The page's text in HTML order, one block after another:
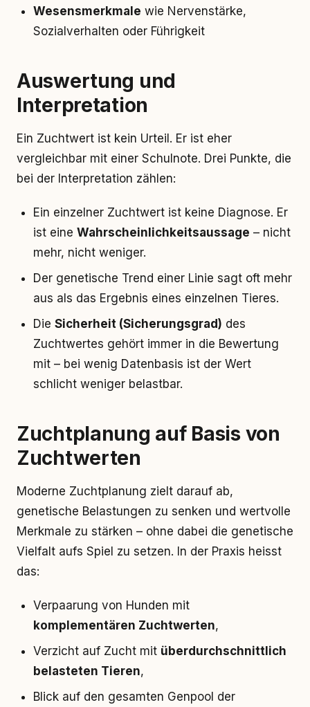
Wesensmerkmale wie Nervenstärke,
Sozialverhalten oder Führigkeit
Auswertung und
Interpretation
Ein Zuchtwert ist kein Urteil. Er ist eher
vergleichbar mit einer Schulnote. Drei Punkte, die
bei der Interpretation zählen:
Ein einzelner Zuchtwert ist keine Diagnose. Er
ist eine Wahrscheinlichkeitsaussage – nicht
mehr, nicht weniger.
Der genetische Trend einer Linie sagt oft mehr
aus als das Ergebnis eines einzelnen Tieres.
Die Sicherheit (Sicherungsgrad) des
Zuchtwertes gehört immer in die Bewertung
mit – bei wenig Datenbasis ist der Wert
schlicht weniger belastbar.
Zuchtplanung auf Basis von
Zuchtwerten
Moderne Zuchtplanung zielt darauf ab,
genetische Belastungen zu senken und wertvolle
Merkmale zu stärken – ohne dabei die genetische
Vielfalt aufs Spiel zu setzen. In der Praxis heisst
das:
Verpaarung von Hunden mit
komplementären Zuchtwerten,
Verzicht auf Zucht mit überdurchschnittlich
belasteten Tieren,
Blick auf den gesamten Genpool der